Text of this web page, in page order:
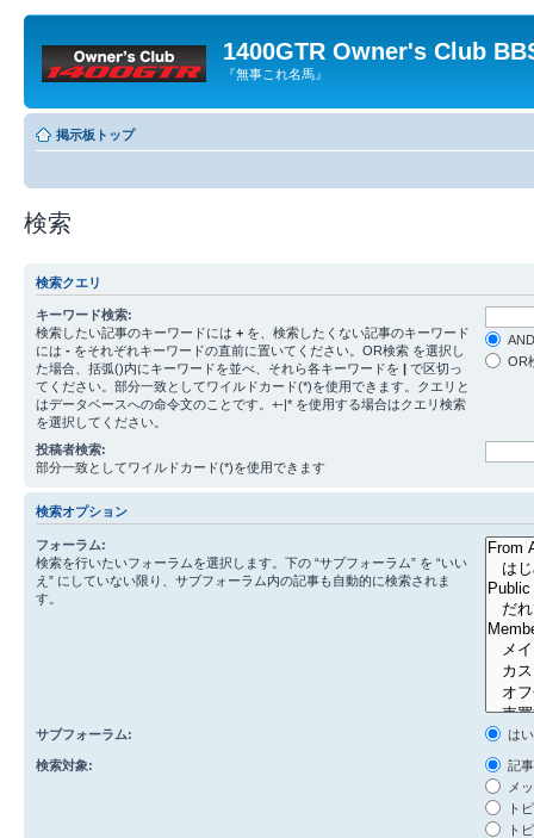
1400GTR Owner's Club
『無事これ名馬』
掲示板トップ
検索
検索クエリ
キーワード検索:
検索したい記事のキーワードには + を、検索したくない記事のキーワード
には - をそれぞれキーワードの直前に置いてください。OR検索 を選択し
た場合、括弧()内にキーワードを並べ、それら各キーワードを | で区切っ
てください。部分一致としてワイルドカード(*)を使用できます。クエリと
はデータベースへの命令文のことです。+-|* を使用する場合はクエリ検索
を選択してください。
OR
投稿者検索:
部分一致としてワイルドカード(*)を使用できます
検索オプション
フォーラム:
検索を行いたいフォーラムを選択します。下の “サブフォーラム” を “いい
え” にしていない限り、サブフォーラム内の記事も自動的に検索されま
す。
サブフォーラム: はい
検索対象:
記
メ
ト
ト